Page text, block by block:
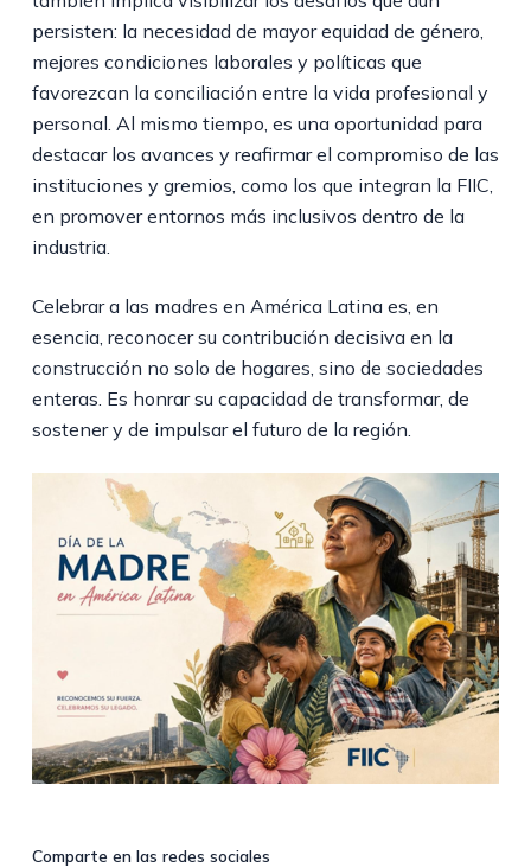
persisten: la necesidad de mayor equidad de género,
mejores condiciones laborales y políticas que
favorezcan la conciliación entre la vida profesional y
personal. Al mismo tiempo, es una oportunidad para
destacar los avances y reafirmar el compromiso de las
instituciones y gremios, como los que integran la FIIC,
en promover entornos más inclusivos dentro de la
industria.
Celebrar a las madres en América Latina es, en
esencia, reconocer su contribución decisiva en la
construcción no solo de hogares, sino de sociedades
enteras. Es honrar su capacidad de transformar, de
sostener y de impulsar el futuro de la región.
Comparte en las redes sociales